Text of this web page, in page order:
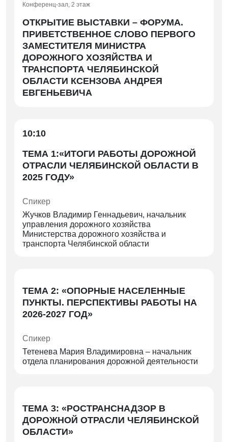
Конференц-зал, 2 этаж
ОТКРЫТИЕ ВЫСТАВКИ – ФОРУМА.
ПРИВЕТСТВЕННОЕ СЛОВО ПЕРВОГО
ЗАМЕСТИТЕЛЯ МИНИСТРА
ДОРОЖНОГО ХОЗЯЙСТВА И
ТРАНСПОРТА ЧЕЛЯБИНСКОЙ
ОБЛАСТИ КСЕНЗОВА АНДРЕЯ
ЕВГЕНЬЕВИЧА
10:10
ТЕМА 1:«ИТОГИ РАБОТЫ ДОРОЖНОЙ
ОТРАСЛИ ЧЕЛЯБИНСКОЙ ОБЛАСТИ В
2025 ГОДУ»
Спикер
Жучков Владимир Геннадьевич, начальник
управления дорожного хозяйства
Министерства дорожного хозяйства и
транспорта Челябинской области
ТЕМА 2: «ОПОРНЫЕ НАСЕЛЕННЫЕ
ПУНКТЫ. ПЕРСПЕКТИВЫ РАБОТЫ НА
2026-2027 ГОД»
Спикер
Тетенева Мария Владимировна – начальник
отдела планирования дорожной деятельности
ТЕМА 3: «РОСТРАНСНАДЗОР В
ДОРОЖНОЙ ОТРАСЛИ ЧЕЛЯБИНСКОЙ
ОБЛАСТИ»